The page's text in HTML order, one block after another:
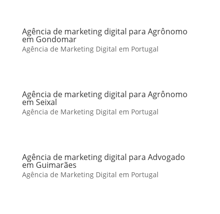
Agência de marketing digital para Agrônomo
em Gondomar
Agência de Marketing Digital em Portugal
Agência de marketing digital para Agrônomo
em Seixal
Agência de Marketing Digital em Portugal
Agência de marketing digital para Advogado
em Guimarães
Agência de Marketing Digital em Portugal